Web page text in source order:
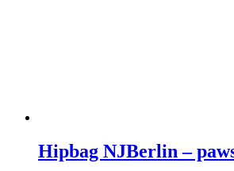
Hipbag NJBerlin –